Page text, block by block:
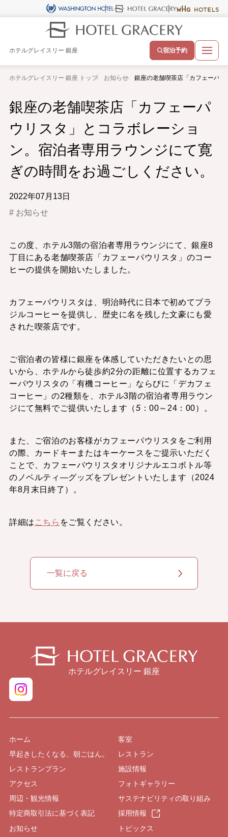
ホテルグレイスリー 銀座 宿泊予約
ホテルグレイスリー 銀座 トップ お知らせ 銀座の老舗喫茶店「カフェーパ
銀座の老舗喫茶店「カフェーパ
ウリスタ」とコラボレーショ
ン。宿泊者専用ラウンジにて寛
ぎの時間をお過ごしください。
2022年07月13日
お知らせ
この度、ホテル3階の宿泊者専用ラウンジにて、銀座8
丁目にある老舗喫茶店「カフェーパウリスタ」のコー
ヒーの提供を開始いたしました。
カフェーパウリスタは、明治時代に日本で初めてブラ
ジルコーヒーを提供し、歴史に名を残した文豪にも愛
された喫茶店です。
ご宿泊者の皆様に銀座を体感していただきたいとの思
いから、ホテルから徒歩約2分の距離に位置するカフェ
ーパウリスタの「有機コーヒー」ならびに「デカフェ
コーヒー」の2種類を、ホテル3階の宿泊者専用ラウン
ジにて無料でご提供いたします（5 ：00～24：00）。
また、ご宿泊のお客様がカフェーパウリスタをご利用
の際、カードキーまたはキーケースをご提示いただく
ことで、カフェーパウリスタオリジナルエコボトル等
のノベルティ―グッズをプレゼントいたします（2024
年8月末日終了）。
詳細は こちら をご覧ください。
一覧に戻る
ホテルグレイスリー 銀座
ホーム
客室
早起きしたくなる、朝ごはん。
レストラン
レストランプラン
施設情報
アクセス
フォトギャラリー
周辺・観光情報
サステナビリティの取り組み
特定商取引法に基づく表記
採用情報
お知らせ
トピックス